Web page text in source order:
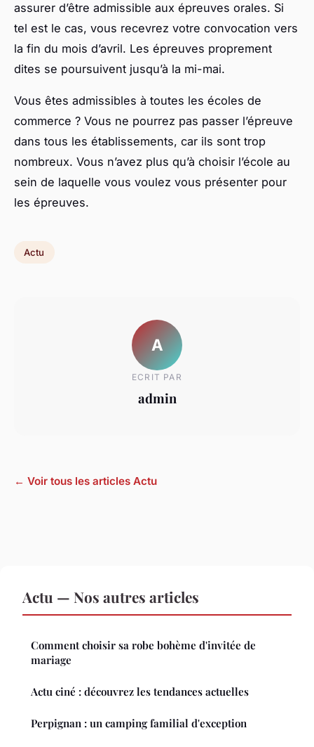
assurer d’être admissible aux épreuves orales. Si
tel est le cas, vous recevrez votre convocation vers
la fin du mois d’avril. Les épreuves proprement
dites se poursuivent jusqu’à la mi-mai.
Vous êtes admissibles à toutes les écoles de
commerce ? Vous ne pourrez pas passer l’épreuve
dans tous les établissements, car ils sont trop
nombreux. Vous n’avez plus qu’à choisir l’école au
sein de laquelle vous voulez vous présenter pour
les épreuves.
Actu
A
ECRIT PAR
admin
← Voir tous les articles Actu
Actu — Nos autres articles
Comment choisir sa robe bohème d'invitée de
mariage
Actu ciné : découvrez les tendances actuelles
Perpignan : un camping familial d'exception